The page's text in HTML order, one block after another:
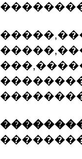
��������